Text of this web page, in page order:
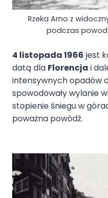
Rzeka Arno z
podczas
4 listopada 1966 jest
datą dla Florencja i
intensywnych opadów
spowodowały wylanie
stopienie śniegu w
poważna powódź.